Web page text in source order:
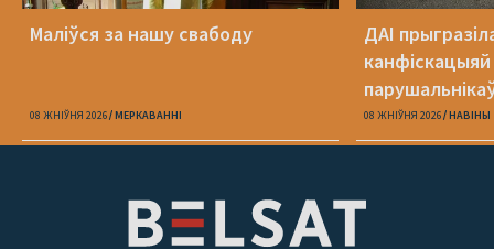
Маліўся за нашу свабоду
08 ЖНІЎНЯ 2026 МЕРКАВАННI
ДАІ
дронамі
08 ЖНІЎНЯ 2026 НАВІНЫ